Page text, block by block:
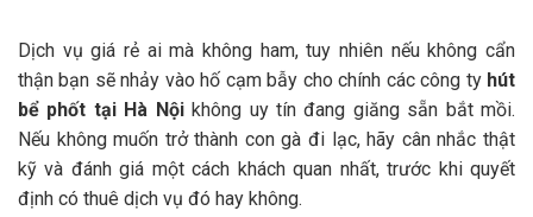
Dịch vụ giá rẻ ai mà không ham, tuy nhiên nếu không cẩn
thận bạn sẽ nhảy vào hố cạm bẫy cho chính các công ty hút
bể phốt tại Hà Nộikhông uy tín đang giăng sẵn bắt mồi.
Nếu không muốn trở thành con gà đi lạc, hãy cân nhắc thật
kỹ và đánh giá một cách khách quan nhất, trước khi quyết
định có thuê dịch vụ đó hay không.